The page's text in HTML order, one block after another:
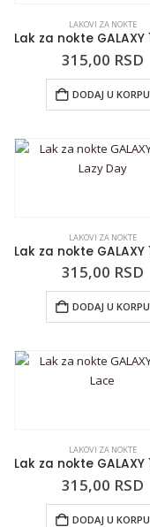
LAKOVI ZA NOKTE
315,00 RSD
DODAJ U KORPU
LAKOVI ZA NOKTE
315,00 RSD
DODAJ U KORPU
LAKOVI ZA NOKTE
315,00 RSD
DODAJ U KORPU